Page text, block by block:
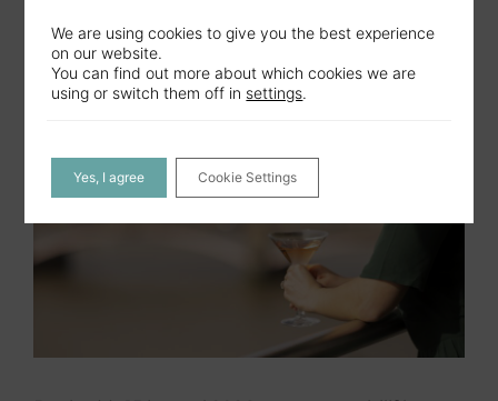
We are using cookies to give you the best experience
on our website.
You can find out more about which cookies we are
using or switch them off in settings.
Yes, I agree Cookie Settings